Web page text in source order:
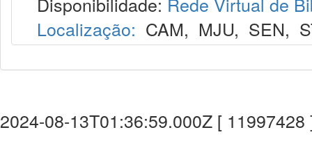
Localização: CAM, MJU, SEN,
2024-08-13T01:36:59.000Z [ 11997428